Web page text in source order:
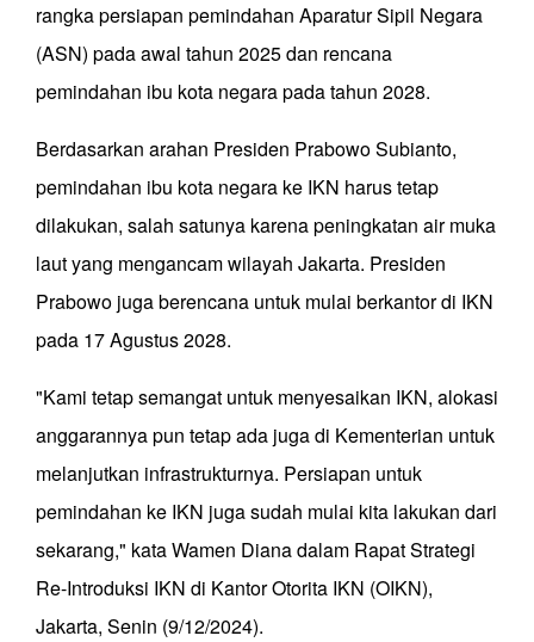
rangka persiapan pemindahan Aparatur Sipil Negara
(ASN) pada awal tahun 2025 dan rencana
pemindahan ibu kota negara pada tahun 2028.
Berdasarkan arahan Presiden Prabowo Subianto,
pemindahan ibu kota negara ke IKN harus tetap
dilakukan, salah satunya karena peningkatan air muka
laut yang mengancam wilayah Jakarta. Presiden
Prabowo juga berencana untuk mulai berkantor di IKN
pada 17 Agustus 2028.
"Kami tetap semangat untuk menyesaikan IKN, alokasi
anggarannya pun tetap ada juga di Kementerian untuk
melanjutkan infrastrukturnya. Persiapan untuk
pemindahan ke IKN juga sudah mulai kita lakukan dari
sekarang," kata Wamen Diana dalam Rapat Strategi
Re-Introduksi IKN di Kantor Otorita IKN (OIKN),
Jakarta, Senin (9/12/2024).